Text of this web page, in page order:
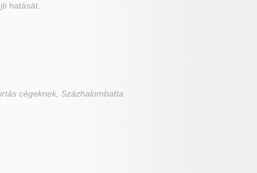
hatását.
cégeknek, Százhalombatta